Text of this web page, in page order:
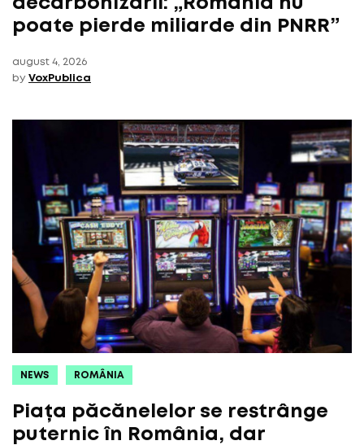
poate pierde miliarde din PNRR”
august 4, 2026
by VoxPublica
NEWS ROMÂNIA
Piața păcănelelor se restrânge
puternic în România, dar